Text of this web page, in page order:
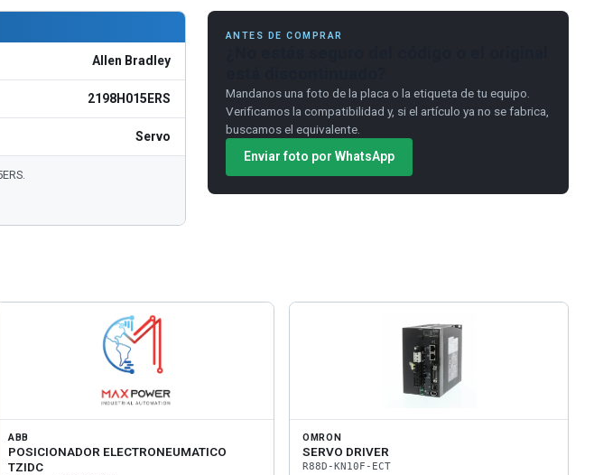
Allen Bradley
2198H015ERS
Servo
ANTES DE COMPRAR
Mandanos una foto de la placa o la etiqueta de tu equipo.
Verificamos la compatibilidad y, si el artículo ya no se fabrica,
buscamos el equivalente.
Enviar foto por WhatsApp
ABB
POSICIONADOR ELECTRONEUMATICO
TZIDC
OMRON
SERVO DRIVER
R88D-KN10F-ECT